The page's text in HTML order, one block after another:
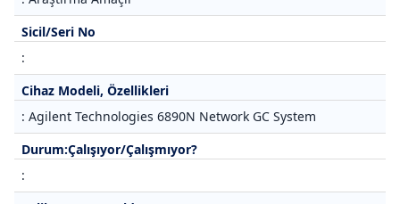
Sicil/Seri No
:
Cihaz Modeli, Özellikleri
: Agilent Technologies 6890N Network GC System
Durum:Çalışıyor/Çalışmıyor?
: